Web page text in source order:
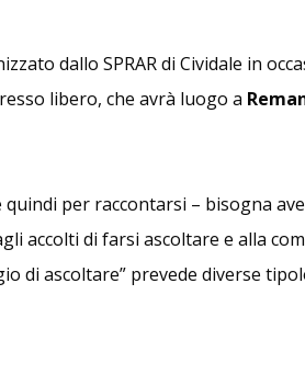
dallo SPRAR di Cividale in
libero, che avrà luogo a
per raccontarsi – bisogna
accolti di farsi ascoltare e alla
di ascoltare” prevede diverse